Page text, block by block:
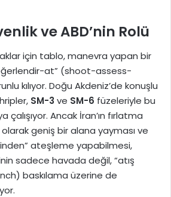
ve ABD’nin Rolü
için tablo, manevra yapan bir
at” (shoot-assess-
kılıyor. Doğu Akdeniz’de konuşlu
SM-3 ve SM-6 füzeleriyle bu
çalışıyor. Ancak İran’ın fırlatma
geniş bir alana yayması ve
ateşleme yapabilmesi,
sadece havada değil, “atış
baskılama üzerine de